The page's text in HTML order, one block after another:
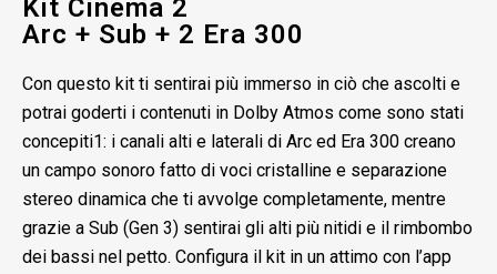
Kit Cinema 2
Arc + Sub + 2 Era 300
Con questo kit ti sentirai più immerso in ciò che ascolti e
potrai goderti i contenuti in Dolby Atmos come sono stati
concepiti1: i canali alti e laterali di Arc ed Era 300 creano
un campo sonoro fatto di voci cristalline e separazione
stereo dinamica che ti avvolge completamente, mentre
grazie a Sub (Gen 3) sentirai gli alti più nitidi e il rimbombo
dei bassi nel petto. Configura il kit in un attimo con l’app